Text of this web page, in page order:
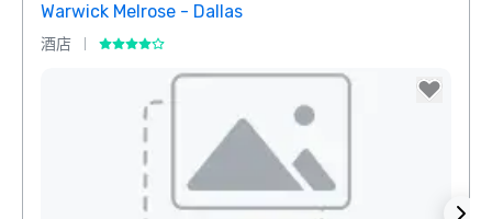
Warwick Melrose - Dallas
酒店